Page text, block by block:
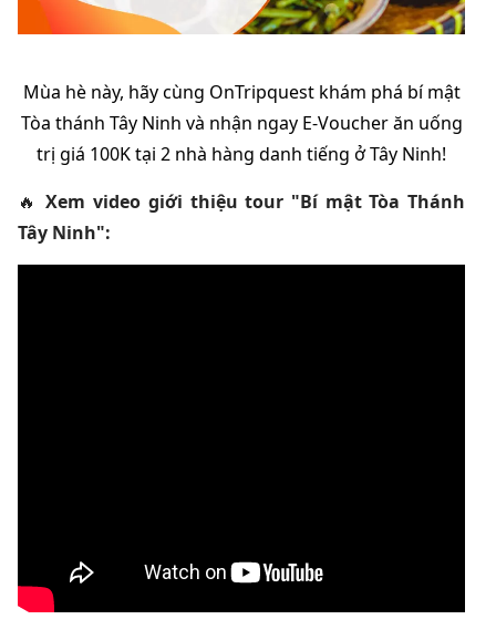
Mùa hè này, hãy cùng OnTripquest khám phá bí mật
Tòa thánh Tây Ninh và nhận ngay E-Voucher ăn uống
trị giá 100K tại 2 nhà hàng danh tiếng ở Tây Ninh!
🔥Xem video giới thiệu tour "Bí mật Tòa Thánh
Tây Ninh":